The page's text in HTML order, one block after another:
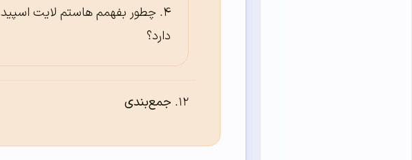
چطور بفهمم هاستم لایت اسپید
دارد؟
جمع‌بندی